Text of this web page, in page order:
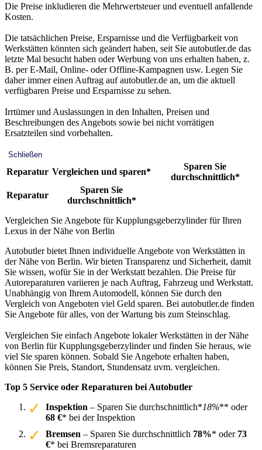
Die Preise inkludieren die Mehrwertsteuer und eventuell anfallende
Kosten.
Die tatsächlichen Preise, Ersparnisse und die Verfügbarkeit von
Werkstätten könnten sich geändert haben, seit Sie autobutler.de das
letzte Mal besucht haben oder Werbung von uns erhalten haben, z.
B. per E-Mail, Online- oder Offline-Kampagnen usw. Legen Sie
daher immer einen Auftrag auf autobutler.de an, um die aktuell
verfügbaren Preise und Ersparnisse zu sehen.
Irrtümer und Auslassungen in den Inhalten, Preisen und
Beschreibungen des Angebots sowie bei nicht vorrätigen
Ersatzteilen sind vorbehalten.
Schließen
Reparatur Vergleichen und sparen*
Sparen Sie
durchschnittlich*
Reparatur
Sparen Sie
durchschnittlich*
Vergleichen Sie Angebote für Kupplungsgeberzylinder für Ihren
Lexus in der Nähe von Berlin
Autobutler bietet Ihnen individuelle Angebote von Werkstätten in
der Nähe von Berlin. Wir bieten Transparenz und Sicherheit, damit
Sie wissen, wofür Sie in der Werkstatt bezahlen. Die Preise für
Autoreparaturen variieren je nach Auftrag, Fahrzeug und Werkstatt.
Unabhängig von Ihrem Automodell, können Sie durch den
Vergleich von Angeboten viel Geld sparen. Bei autobutler.de finden
Sie Angebote für alles, von der Wartung bis zum Steinschlag.
Vergleichen Sie einfach Angebote lokaler Werkstätten in der Nähe
von Berlin für Kupplungsgeberzylinder und finden Sie heraus, wie
viel Sie sparen können. Sobald Sie Angebote erhalten haben,
können Sie Preis, Standort, Stundensatz uvm. vergleichen.
Top 5 Service oder Reparaturen bei Autobutler
Inspektion – Sparen Sie durchschnittlich*18%** oder
68 €* bei der Inspektion
Bremsen – Sparen Sie durchschnittlich 78%* oder 73
€* bei Bremsreparaturen